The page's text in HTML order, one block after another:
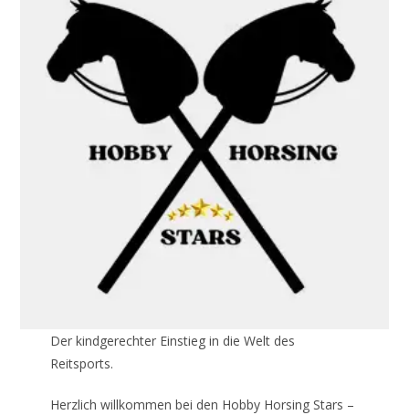
Der kindgerechter Einstieg in die Welt des
Reitsports.
Herzlich willkommen bei den Hobby Horsing Stars –